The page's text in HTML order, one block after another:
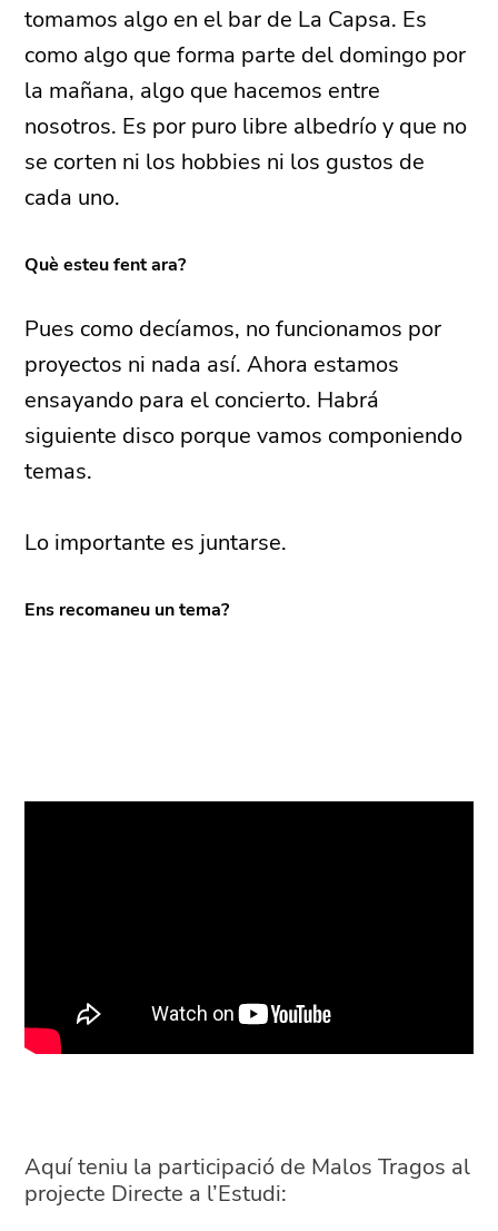
tomamos algo en el bar de La Capsa. Es
como algo que forma parte del domingo por
la mañana, algo que hacemos entre
nosotros. Es por puro libre albedrío y que no
se corten ni los hobbies ni los gustos de
cada uno.
Què esteu fent ara?
Pues como decíamos, no funcionamos por
proyectos ni nada así. Ahora estamos
ensayando para el concierto. Habrá
siguiente disco porque vamos componiendo
temas.
Lo importante es juntarse.
Ens recomaneu un tema?
Aquí teniu la participació de Malos Tragos al
projecte Directe a l’Estudi: